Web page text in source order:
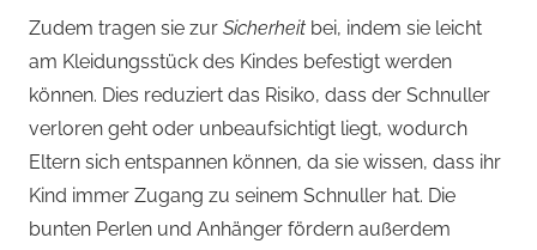
Zudem tragen sie zur Sicherheit bei, indem sie leicht
am Kleidungsstück des Kindes befestigt werden
können. Dies reduziert das Risiko, dass der Schnuller
verloren geht oder unbeaufsichtigt liegt, wodurch
Eltern sich entspannen können, da sie wissen, dass ihr
Kind immer Zugang zu seinem Schnuller hat. Die
bunten Perlen und Anhänger fördern außerdem